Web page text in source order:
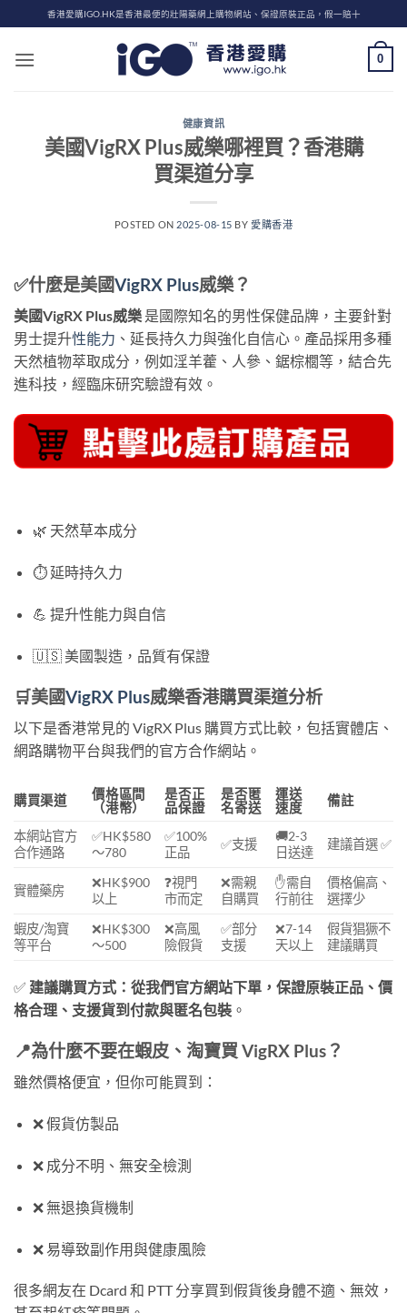
to
content
香港愛購IGO.HK是香港最便的壯陽藥網上購物網站、保證原裝正品，假一賠十
0
健康資訊
美國VigRX Plus威樂哪裡買？香港購
買渠道分享
POSTED ON 2025-08-15 BY愛購香港
✅什麼是美國VigRX Plus威樂？
美國VigRX Plus威樂 是國際知名的男性保健品牌，主要針對
男士提升性能力 、延長持久力與強化自信心。產品採用多種
天然植物萃取成分，例如淫羊藿、人參、鋸棕櫚等，結合先
進科技，經臨床研究驗證有效。
🌿 天然草本成分
⏱ 延時持久力
💪 提升性能力與自信
🇺🇸 美國製造，品質有保證
🛒美國VigRX Plus威樂香港購買渠道分析
以下是香港常見的 VigRX Plus 購買方式比較，包括實體店、
網路購物平台與我們的官方合作網站。
購買渠道
價格區間
（港幣）
是否正
品保證
是否匿
名寄送
運送
速度
備註
本網站官方
合作通路
✅HK$580
～780
✅100%
正品
✅支援
🚚2-3
日送達
建議首選 ✅
實體藥房
❌HK$900
以上
❓視門
市而定
❌需親
自購買
✋需自
行前往
價格偏高、
選擇少
蝦皮/淘寶
等平台
❌HK$300
～500
❌高風
險假貨
✅部分
支援
❌7-14
天以上
假貨猖獗不
建議購買
✅ 建議購買方式：從我們官方網站下單，保證原裝正品、價
格合理、支援貨到付款與匿名包裝 。
📍為什麼不要在蝦皮、淘寶買 VigRX Plus？
雖然價格便宜，但你可能買到：
❌ 假貨仿製品
❌ 成分不明、無安全檢測
❌ 無退換貨機制
❌ 易導致副作用與健康風險
很多網友在 Dcard 和 PTT 分享買到假貨後身體不適、無效，